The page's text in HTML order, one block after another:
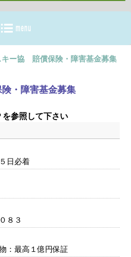
キー協 賠償保険・障害基金募集
・障害基金募集
参照して下さい
日必着
８３
：最高１億円保証